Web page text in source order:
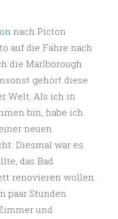
nach Picton
auf die Fähre nach
die Marlborough
gehört diese
Welt. Als ich in
bin, habe ich
neuen
Diesmal war es
das Bad
renovieren wollen.
paar Stunden
und